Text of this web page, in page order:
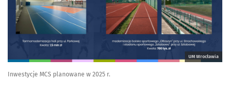
UM Wrocławia
Inwestycje MCS planowane w 2025 r.